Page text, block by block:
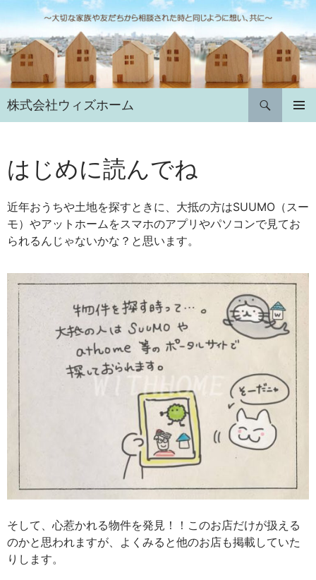
ン
テ
ン
ツ
へ
ス
キ
プ
株式会社ウィズホーム
検
索
はじめに読んでね
近年おうちや土地を探すときに、大抵の方はSUUMO（スー
モ）やアットホームをスマホのアプリやパソコンで見てお
られるんじゃないかな？と思います。
そして、心惹かれる物件を発見！！このお店だけが扱える
のかと思われますが、よくみると他のお店も掲載していた
りします。